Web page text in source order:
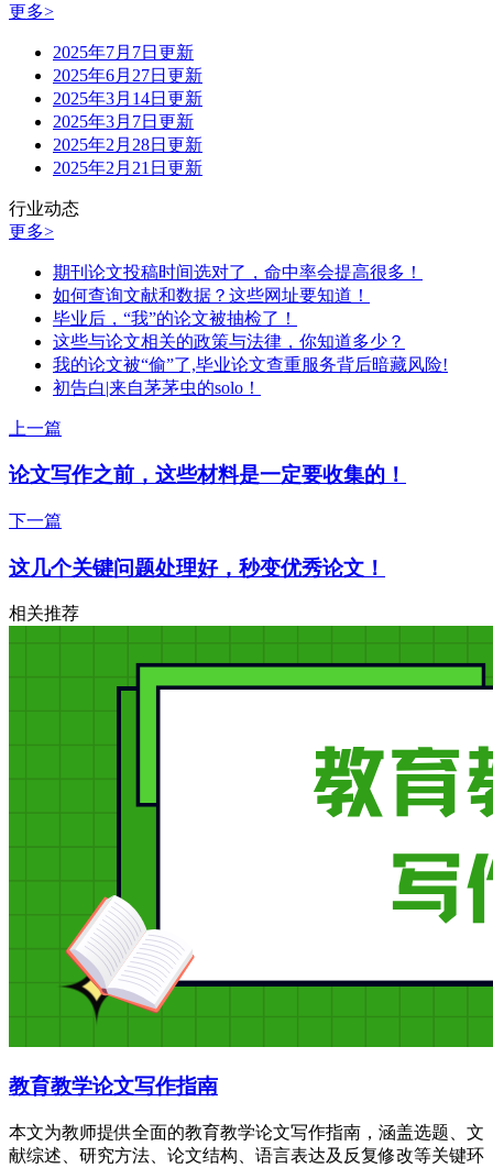
更多>
2025年7月7日更新
2025年6月27日更新
2025年3月14日更新
2025年3月7日更新
2025年2月28日更新
2025年2月21日更新
行业动态
更多>
期刊论文投稿时间选对了，命中率会提高很多！
如何查询文献和数据？这些网址要知道！
毕业后，“我”的论文被抽检了！
这些与论文相关的政策与法律，你知道多少？
我的论文被“偷”了,毕业论文查重服务背后暗藏风险!
初告白|来自茅茅虫的solo！
上一篇
论文写作之前，这些材料是一定要收集的！
下一篇
这几个关键问题处理好，秒变优秀论文！
相关推荐
教育教学论文写作指南
本文为教师提供全面的教育教学论文写作指南，涵盖选题、文
献综述、研究方法、论文结构、语言表达及反复修改等关键环